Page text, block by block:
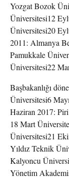
Yozgat Bozok
Üniversitesi12
Üniversitesi20
2011: Almanya
Pamukkale
Üniversitesi22
Başbakanlığı
Üniversitesi6
Haziran 2017:
18 Mart
Üniversitesi21
Yıldız Teknik
Kalyoncu
Yönetim